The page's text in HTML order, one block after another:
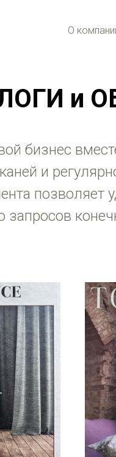
О
и
бизнес
и
позволяет
запросов